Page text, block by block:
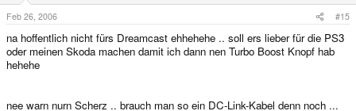
Feb 26, 2006 #15
na hoffentlich nicht fürs Dreamcast ehhehehe .. soll ers lieber für die PS3
oder meinen Skoda machen damit ich dann nen Turbo Boost Knopf hab
hehehe
nee warn nurn Scherz .. brauch man so ein DC-Link-Kabel denn noch ...